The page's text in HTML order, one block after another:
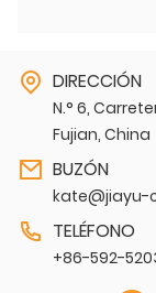
DIRECCIÓN
N.° 6,
Fujian, China
BUZÓN
kate@jiayu-
TELÉFONO
+86-592-